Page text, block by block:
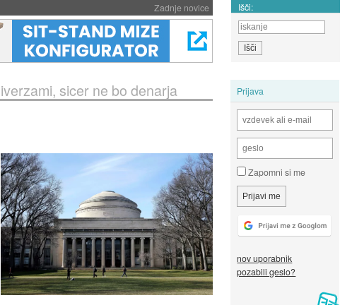
Zadnje novice Išči:
Prijava
Zapomni si me
nov uporabnik
pozabili geslo?
sicer ne bo denarja